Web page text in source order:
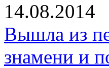
14.08.2014
Вышла из
знамени и